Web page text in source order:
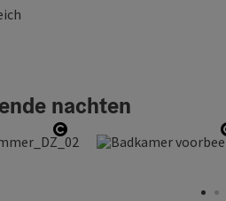
nachten
Start Copyright